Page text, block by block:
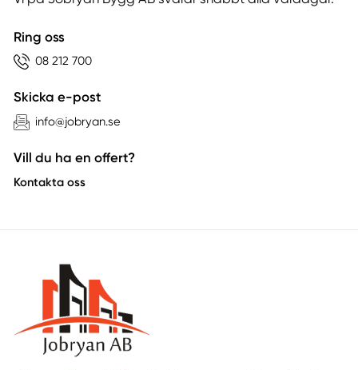
Ring oss
08 212 700
Skicka e-post
info@jobryan.se
Vill du ha en offert?
Kontakta oss